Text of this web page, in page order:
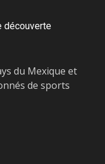
découverte
du Mexique et
de sports